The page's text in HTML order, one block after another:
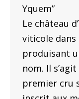
Yquem”
Le château
viticole dans
produisant
nom. Il
premier cru